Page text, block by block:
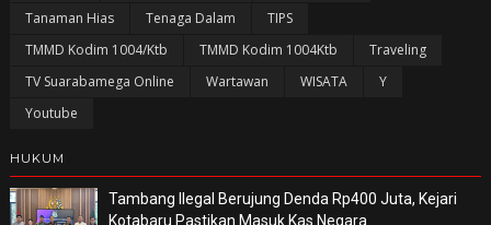
Tanaman Hias
Tenaga Dalam
TIPS
TMMD Kodim 1004/Ktb
TMMD Kodim 1004Ktb
Traveling
TV Suarabamega Online
Wartawan WISATA
Y
Youtube
HUKUM
Tambang Ilegal Berujung Denda Rp400 Juta, Kejari
Kotabaru Pastikan Masuk Kas Negara